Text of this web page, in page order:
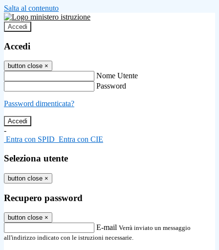
Salta al contenuto
Accedi
Accedi
button close ×
Nome Utente
Password
Password dimenticata?
-
Entra con SPID Entra con CIE
Seleziona utente
button close ×
Recupero password
button close ×
E-mail Verrà inviato un messaggio
all'indirizzo indicato con le istruzioni necessarie.